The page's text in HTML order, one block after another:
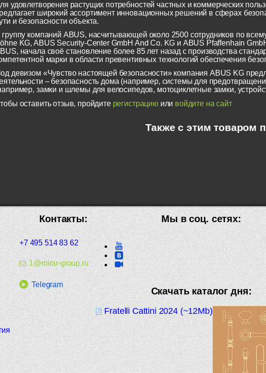
удовлетворения растущих потребностей частных и коммерческих
широкий ассортимент инновационных решений в сферах
и безопасности объекта.
группу компаний ABUS, насчитывающей около 2500 сотрудников по
KG, ABUS Security-Center GmbH And Co. KG и ABUS Pfaffenhain
начала своё становление более 85 лет назад с производства
марки в области превентивных технологий обеспечения
девизом «Чувство настоящей безопасности» компания ABUS KG
– безопасность дома (например, системы для
замки и шлемы для велосипедов, мотоциклетные замки,
оставить отзыв, пройдите регистрациюили войдите на сайт
Также с этим товаром
Мы в соц. сетях:
Скачать каталог дня:
Fratelli Cattini 2024 (~12Mb)
Контакты:
+7 495 514 83 62
1@mirar-group.ru
Telegram